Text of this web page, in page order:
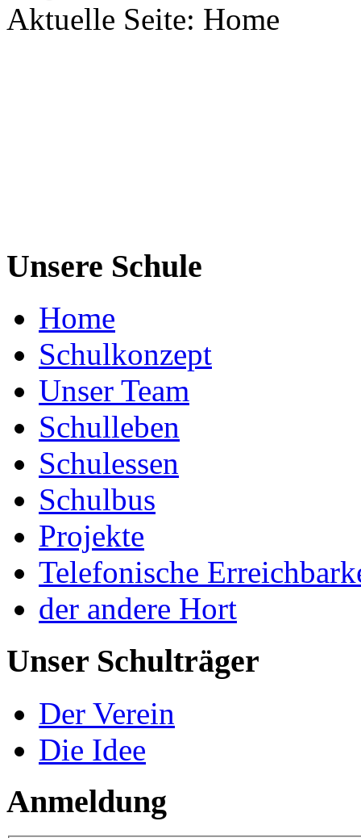
Aktuelle Seite: Home
Unsere Schule
Home
Schulkonzept
Unser Team
Schulleben
Schulessen
Schulbus
Projekte
Telefonische
der andere Hort
Unser Schulträger
Der Verein
Die Idee
Anmeldung